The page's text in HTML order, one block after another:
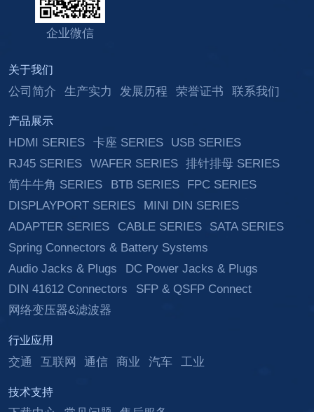
企业微信
关于我们
公司简介 生产实力 发展历程 荣誉证书 联系我们
产品展示
HDMI SERIES 卡座 SERIES
USB SERIES
RJ45 SERIES
WAFER SERIES
排针排母 SERIES
简牛牛角 SERIES
BTB SERIES
FPC SERIES
DISPLAYPORT SERIES
MINI DIN SERIES
ADAPTER SERIES
CABLE SERIES
SATA SERIES
Spring Connectors & Battery Systems
Audio Jacks & Plugs
DC Power Jacks & Plugs
DIN 41612 Connectors
SFP & QSFP Connect
网络变压器&滤波器
行业应用
交通 互联网 通信 商业 汽车 工业
技术支持